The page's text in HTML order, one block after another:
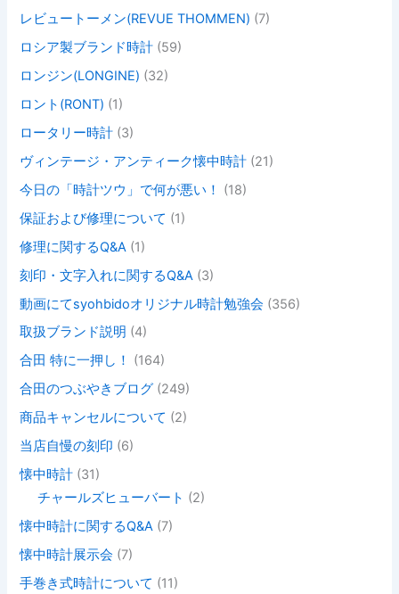
レビュートーメン(REVUE THOMMEN) (7)
ロシア製ブランド時計 (59)
ロンジン(LONGINE) (32)
ロント(RONT) (1)
ロータリー時計 (3)
ヴィンテージ・アンティーク懐中時計 (21)
今日の「時計ツウ」で何が悪い！
(18)
保証および修理について (1)
修理に関するQ&A (1)
刻印・文字入れに関するQ&A (3)
動画にてsyohbidoオリジナル時計勉強会 (356)
取扱ブランド説明 (4)
合田 特に一押し！
(164)
合田のつぶやきブログ (249)
商品キャンセルについて (2)
当店自慢の刻印 (6)
懐中時計 (31)
チャールズヒューバート (2)
懐中時計に関するQ&A (7)
懐中時計展示会 (7)
手巻き式時計について (11)